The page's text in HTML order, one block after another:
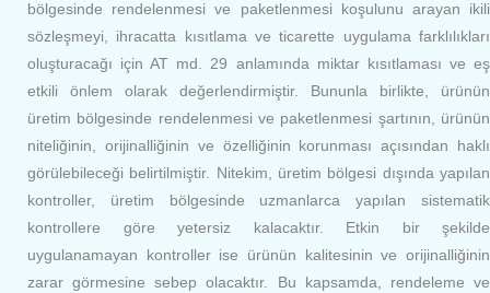
bölgesinde rendelenmesi ve paketlenmesi koşulunu arayan ikili
sözleşmeyi, ihracatta kısıtlama ve ticarette uygulama farklılıkları
oluşturacağı için AT md. 29 anlamında miktar kısıtlaması ve eş
etkili önlem olarak değerlendirmiştir. Bununla birlikte, ürünün
üretim bölgesinde rendelenmesi ve paketlenmesi şartının, ürünün
niteliğinin, orijinalliğinin ve özelliğinin korunması açısından haklı
görülebileceği belirtilmiştir. Nitekim, üretim bölgesi dışında yapılan
kontroller, üretim bölgesinde uzmanlarca yapılan sistematik
kontrollere göre yetersiz kalacaktır. Etkin bir şekilde
uygulanamayan kontroller ise ürünün kalitesinin ve orijinalliğinin
zarar görmesine sebep olacaktır. Bu kapsamda, rendeleme ve